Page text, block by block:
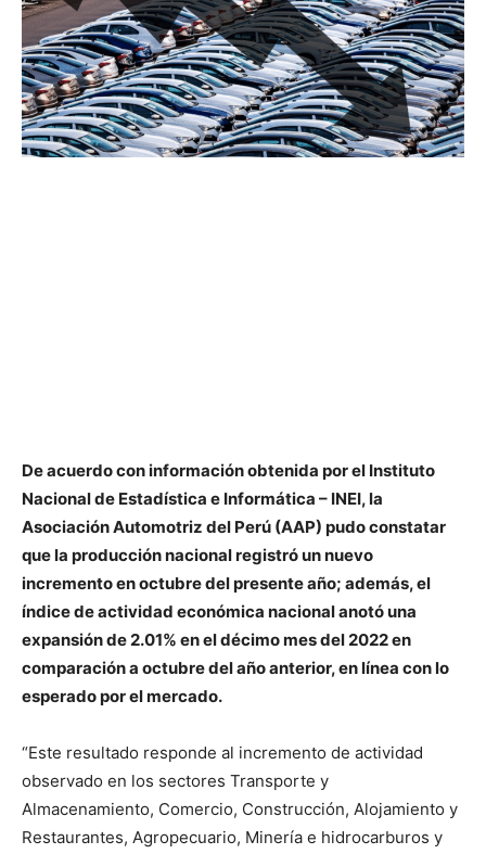
De acuerdo con información obtenida por el Instituto
Nacional de Estadística e Informática – INEI, la
Asociación Automotriz del Perú (AAP) pudo constatar
que la producción nacional registró un nuevo
incremento en octubre del presente año; además, el
índice de actividad económica nacional anotó una
expansión de 2.01% en el décimo mes del 2022 en
comparación a octubre del año anterior, en línea con lo
esperado por el mercado.
“Este resultado responde al incremento de actividad
observado en los sectores Transporte y
Almacenamiento, Comercio, Construcción, Alojamiento y
Restaurantes, Agropecuario, Minería e hidrocarburos y